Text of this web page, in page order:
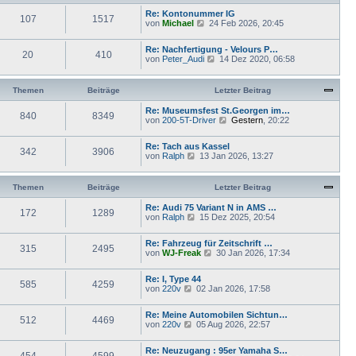
r
a
g
e
i
r
a
g
e
r
B
e
i
t
r
g
107 1517
Re: Kontonummer IG
von Michael
N
u
e
s
e
B
e
i
r
a
g
24 Feb 2026, 20:45
20 410
Re: Nachfertigung - Velours P…
von Peter_Audi
N
u
e
s
e
B
e
i
r
g
14 Dez 2020, 06:58
Themen Beiträge Letzter Beitrag
840 8349
Re: Museumsfest St.Georgen im…
von 200-5T-Driver
N
u
e
s
e
r
B
e
r
a
g
Gestern, 20:22
342 3906
Re: Tach aus Kassel
von Ralph
N
u
t
e
B
e
i
r
a
g
13 Jan 2026, 13:27
Themen Beiträge Letzter Beitrag
172 1289
Re: Audi 75 Variant N in AMS …
von Ralph
N
u
e
s
r
B
i
t
r
a
g
15 Dez 2025, 20:54
315 2495
Re: Fahrzeug für Zeitschrift …
von WJ-Freak
N
u
s
r
B
i
30 Jan 2026, 17:34
585 4259
Re: I, Type 44
von 220v
N
u
e
s
r
02 Jan 2026, 17:58
512 4469
Re: Meine Automobilen Sichtun…
von 220v
N
u
e
05 Aug 2026, 22:57
Re: Neuzugang : 95er Yamaha S…